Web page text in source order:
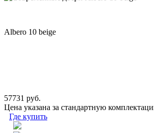
Albero 10 beige
57731 руб.
Цена указана за стандартную
Где купить